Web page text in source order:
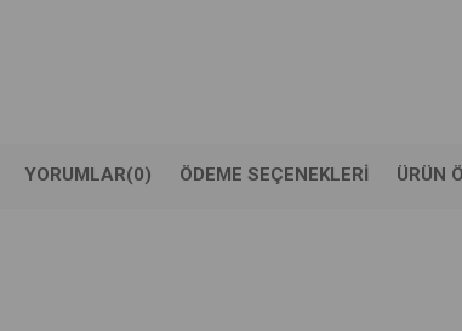
YORUMLAR(0) ÖDEME SEÇENEKLERI ÜRÜN